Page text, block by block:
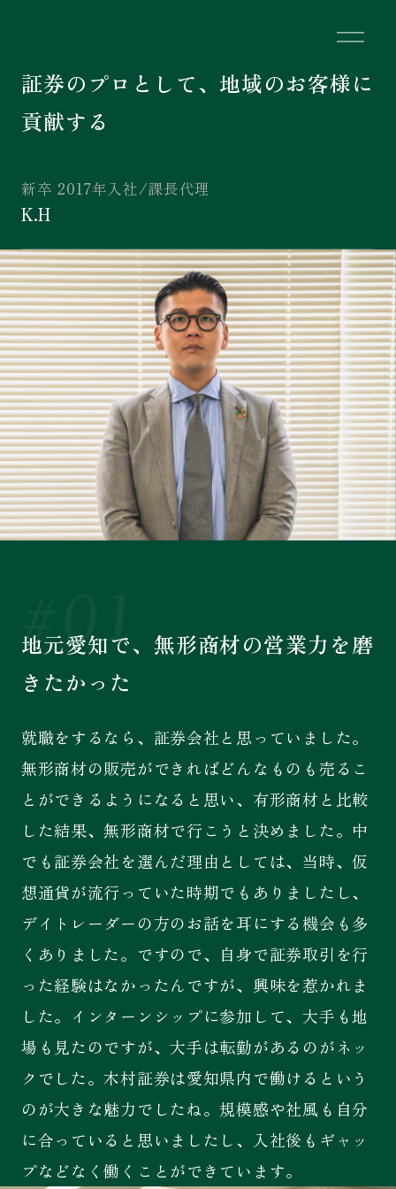
証券のプロとして、地域のお客様に
貢献する
新卒 2017年入社/課長代理
K.H
#01
地元愛知で、無形商材の営業力を磨
きたかった
就職をするなら、証券会社と思っていました。
無形商材の販売ができればどんなものも売るこ
とができるようになると思い、有形商材と比較
した結果、無形商材で行こうと決めました。中
でも証券会社を選んだ理由としては、当時、仮
想通貨が流行っていた時期でもありましたし、
デイトレーダーの方のお話を耳にする機会も多
くありました。ですので、自身で証券取引を行
った経験はなかったんですが、興味を惹かれま
した。インターンシップに参加して、大手も地
場も見たのですが、大手は転勤があるのがネッ
クでした。木村証券は愛知県内で働けるという
のが大きな魅力でしたね。規模感や社風も自分
に合っていると思いましたし、入社後もギャッ
プなどなく働くことができています。